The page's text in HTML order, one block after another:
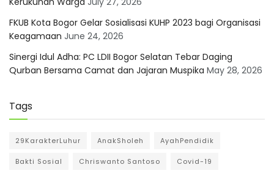
FKUB Kota Bogor Gelar Sosialisasi KUHP 2023 bagi Organisasi
Keagamaan June 24, 2026
Sinergi Idul Adha: PC LDII Bogor Selatan Tebar Daging
Qurban Bersama Camat dan Jajaran Muspika May 28, 2026
Tags
29KarakterLuhur AnakSholeh AyahPendidik
Bakti Sosial Chriswanto Santoso Covid-19